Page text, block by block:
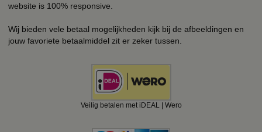
website is 100% responsive.
Wij bieden vele betaal mogelijkheden kijk bij de afbeeldingen en
jouw favoriete betaalmiddel zit er zeker tussen.
Veilig betalen met iDEAL | Wero